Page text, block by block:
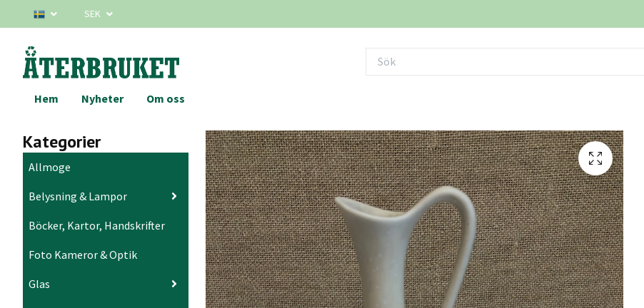
SEK
Hem Nyheter Om oss
Kategorier
Allmoge
Belysning & Lampor
Böcker, Kartor, Handskrifter
Foto Kameror & Optik
Glas